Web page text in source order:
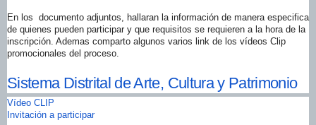
En los documento adjuntos, hallaran la información de manera especifica
de quienes pueden participar y que requisitos se requieren a la hora de la
inscripción. Ademas comparto algunos varios link de los vídeos Clip
promocionales del proceso.
Sistema Distrital de Arte, Cultura y Patrimonio
Vídeo CLIP
Invitación a participar